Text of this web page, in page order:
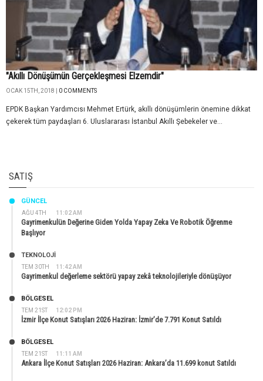
"Akıllı Dönüşümün Gerçekleşmesi Elzemdir"
OCAK 15TH, 2018 | 0 COMMENTS
EPDK Başkan Yardımcısı Mehmet Ertürk, akıllı dönüşümlerin önemine dikkat
çekerek tüm paydaşları 6. Uluslararası İstanbul Akıllı Şebekeler ve...
SATIŞ
AĞU 4TH 11:02 AM
GÜNCEL
Gayrimenkulün Değerine Giden Yolda Yapay Zeka Ve Robotik Öğrenme
Başlıyor
TEM 30TH 11:42 AM
TEKNOLOJİ
Gayrimenkul değerleme sektörü yapay zekâ teknolojileriyle dönüşüyor
TEM 21ST 12:02 PM
BÖLGESEL
İzmir İlçe Konut Satışları 2026 Haziran: İzmir’de 7.791 Konut Satıldı
TEM 21ST 11:11 AM
BÖLGESEL
Ankara İlçe Konut Satışları 2026 Haziran: Ankara’da 11.699 konut Satıldı